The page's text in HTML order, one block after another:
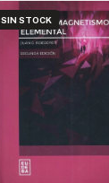
SIN STOCK